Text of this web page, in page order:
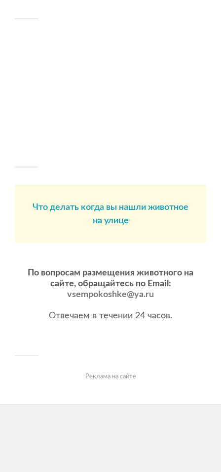
Что делать когда вы нашли животное
на улице
По вопросам размещения животного на
сайте, обращайтесь по Email:
vsempokoshke@ya.ru
Отвечаем в течении 24 часов.
Реклама на сайте